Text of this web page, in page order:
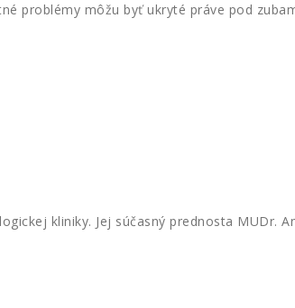
problémy môžu byť ukryté práve pod
kliniky. Jej súčasný prednosta MUDr.